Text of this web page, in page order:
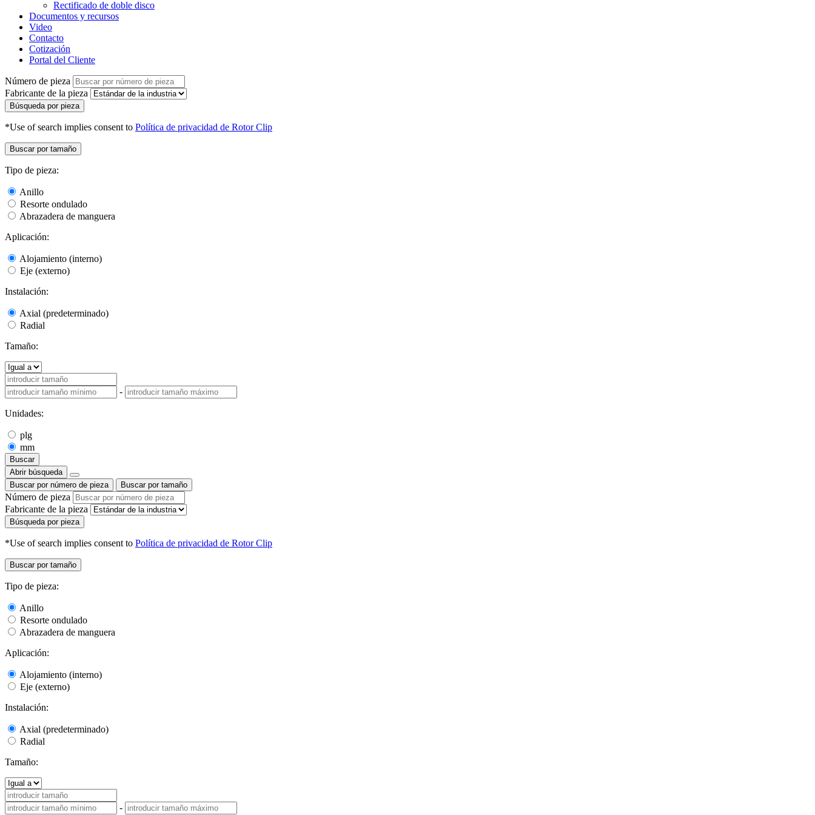
Rectificado de doble disco
Documentos y recursos
Video
Contacto
Cotización
Portal del Cliente
Número de pieza
Fabricante de la pieza
Búsqueda por pieza
*Use of search implies consent to Política de privacidad de Rotor Clip
Buscar por tamaño
Tipo de pieza:
Anillo
Resorte ondulado
Abrazadera de manguera
Aplicación:
Alojamiento (interno)
Eje (externo)
Instalación:
Axial (predeterminado)
Radial
Tamaño:
-
Unidades:
plg
mm
Buscar
Abrir búsqueda
Buscar por número de pieza
Buscar por tamaño
Número de pieza
Fabricante de la pieza
Búsqueda por pieza
*Use of search implies consent to Política de privacidad de Rotor Clip
Buscar por tamaño
Tipo de pieza:
Anillo
Resorte ondulado
Abrazadera de manguera
Aplicación:
Alojamiento (interno)
Eje (externo)
Instalación:
Axial (predeterminado)
Radial
Tamaño:
-